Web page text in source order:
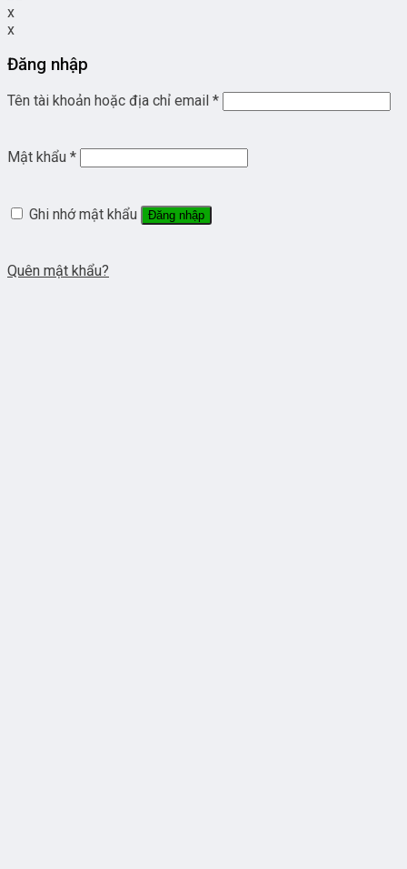
x
x
Đăng nhập
Tên tài khoản hoặc địa chỉ email *
Mật khẩu *
Ghi nhớ mật khẩu Đăng nhập
Quên mật khẩu?